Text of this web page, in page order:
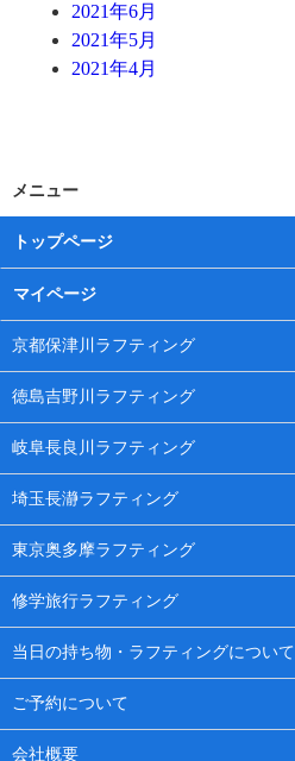
2021年6月
2021年5月
2021年4月
メニュー
トップページ
マイページ
京都保津川ラフティング
徳島吉野川ラフティング
岐阜長良川ラフティング
埼玉長瀞ラフティング
東京奥多摩ラフティング
修学旅行ラフティング
当日の持ち物・ラフティングについて
ご予約について
会社概要